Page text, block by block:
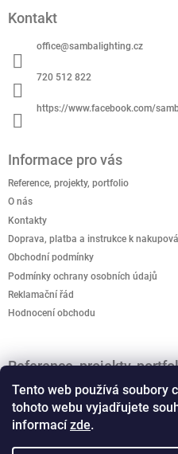
Tento web používá soubory
tohoto webu vyjadřujete
informacízde.
Kontakt
office@sambalighting.cz
720 512 822
https://www.facebook.com/
Informace pro vás
Reference, projekty, portfolio
O nás
Kontakty
Doprava, platba a instrukce k
Obchodní podmínky
Podmínky ochrany osobních údajů
Reklamační řád
Hodnocení obchodu
Reference, projekty,
Jak podpořit kreativitu?
rozvíjet dětskou
Vánoční světelné dekorace,